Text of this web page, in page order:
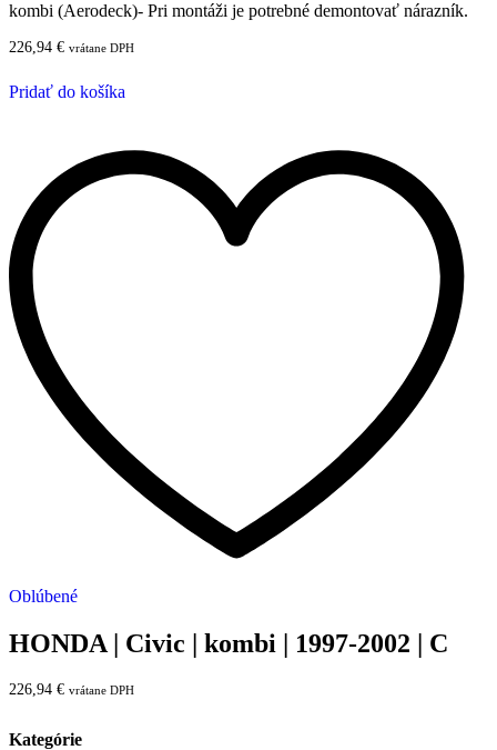
kombi (Aerodeck)- Pri montáži je potrebné demontovať nárazník.
226,94 € vrátane DPH
Pridať do košíka
Oblúbené
HONDA | Civic | kombi | 1997-2002 | C
226,94 € vrátane DPH
Kategórie